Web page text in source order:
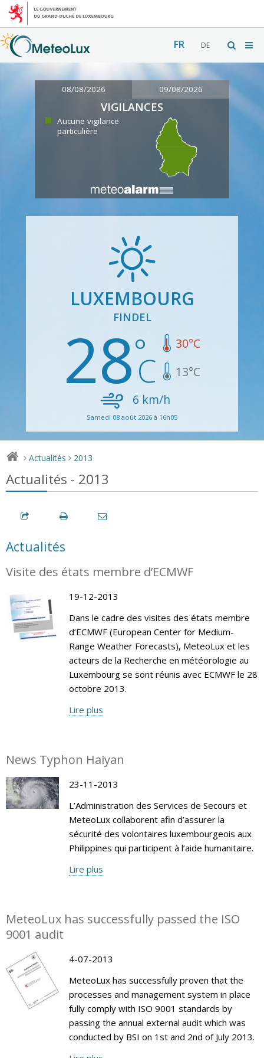
FR DE
08/08/2026 09/08/2026
VIGILANCES
Aucune vigilance
particulière
LUXEMBOURG
FINDEL
28 30°C
13°C
6 km/h
Samedi 08 août 2026 à 16h05
> Actualités > 2013
Actualités - 2013
Actualités
Visite des états membre d’ECMWF
19-12-2013
Dans le cadre des visites des états membre
d’ECMWF (European Center for Medium-
Range Weather Forecasts), MeteoLux et les
acteurs de la Recherche en météorologie au
Luxembourg se sont réunis avec ECMWF le 28
octobre 2013.
Lire plus
News Typhon Haiyan
23-11-2013
L’Administration des Services de Secours et
MeteoLux collaborent afin d’assurer la
sécurité des volontaires luxembourgeois aux
Philippines qui participent à l’aide humanitaire.
Lire plus
MeteoLux has successfully passed the ISO
9001 audit
4-07-2013
MeteoLux has successfully proven that the
processes and management system in place
fully comply with ISO 9001 standards by
passing the annual external audit which was
conducted by BSI on 1st and 2nd of July 2013.